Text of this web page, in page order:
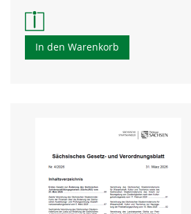
In den Warenkorb